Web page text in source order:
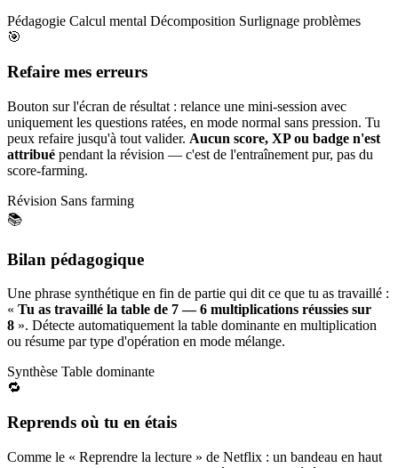
Pédagogie Calcul mental Décomposition Surlignage problèmes
🎯
Refaire mes erreurs
Bouton sur l'écran de résultat : relance une mini-session avec
uniquement les questions ratées, en mode normal sans pression. Tu
peux refaire jusqu'à tout valider. Aucun score, XP ou badge n'est
attribué pendant la révision — c'est de l'entraînement pur, pas du
score-farming.
Révision Sans farming
📚
Bilan pédagogique
Une phrase synthétique en fin de partie qui dit ce que tu as travaillé :
« Tu as travaillé la table de 7 — 6 multiplications réussies sur
8 ». Détecte automatiquement la table dominante en multiplication
ou résume par type d'opération en mode mélange.
Synthèse Table dominante
🔁
Reprends où tu en étais
Comme le « Reprendre la lecture » de Netflix : un bandeau en haut